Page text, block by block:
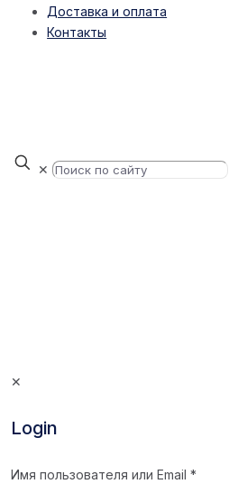
Доставка и оплата
Контакты
✕
✕
Login
Имя пользователя или Email*